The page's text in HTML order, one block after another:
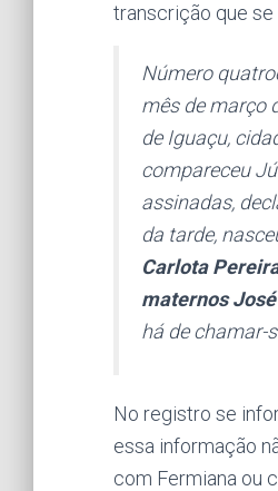
transcrição que se
Número
mês de março
de Iguaçu,
compareceu
assinadas,
da tarde,
Carlota
maternos
há de chamar-
No registro se
essa informação
com Fermiana ou